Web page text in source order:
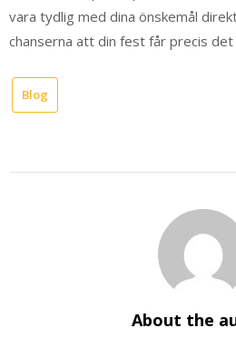
vara tydlig med dina önskemål
chanserna att din fest får precis det
Blog
About the